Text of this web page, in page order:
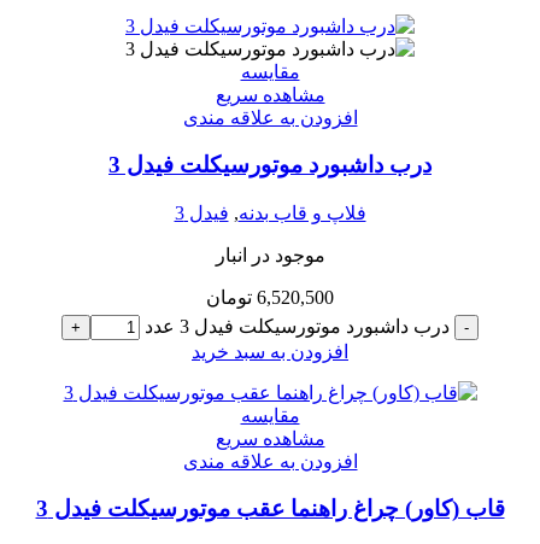
مقایسه
مشاهده سریع
افزودن به علاقه مندی
درب داشبورد موتورسیکلت فیدل 3
فلاپ و قاب بدنه, فیدل 3
موجود در انبار
6,520,500 تومان
- درب داشبورد موتورسیکلت فیدل 3 عدد +
افزودن به سبد خرید
مقایسه
مشاهده سریع
افزودن به علاقه مندی
قاب (کاور) چراغ راهنما عقب موتورسیکلت فیدل 3